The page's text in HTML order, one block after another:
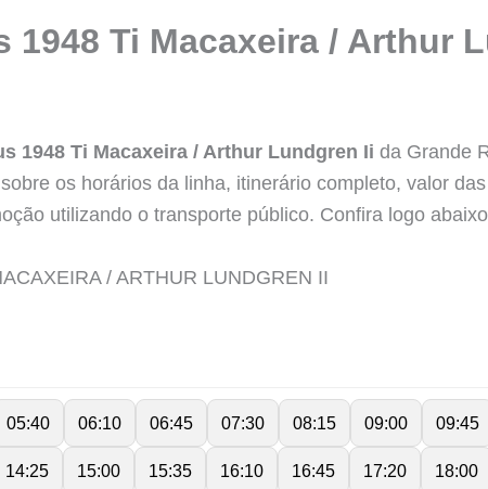
1948 Ti Macaxeira / Arthur
1948 Ti Macaxeira / Arthur Lundgren Ii da Grande
os horários da linha, itinerário completo, valor
utilizando o transporte público. Confira logo
/ ARTHUR LUNDGREN II
05:40 06:10 06:45 07:30 08:15 09:00 09:45
14:25 15:00 15:35 16:10 16:45 17:20 18:00